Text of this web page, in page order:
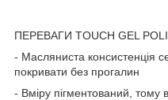
ПЕРЕВАГИ TOUCH GEL
- Масляниста консистенція
покривати без прогалин
- Вміру пігментований, тому